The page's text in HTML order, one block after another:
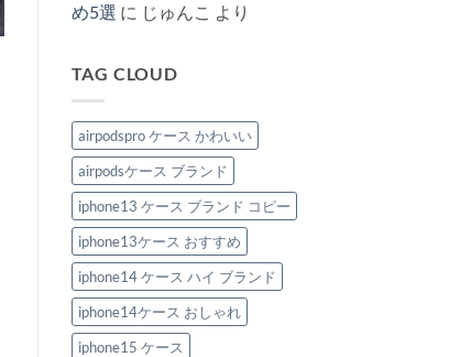
め5選 に じゅんこ より
TAG CLOUD
airpodspro ケース かわいい
airpodsケース ブランド
iphone13 ケース ブランド コピー
iphone13ケース おすすめ
iphone14 ケース ハイ ブランド
iphone14ケース おしゃれ
iphone15 ケース